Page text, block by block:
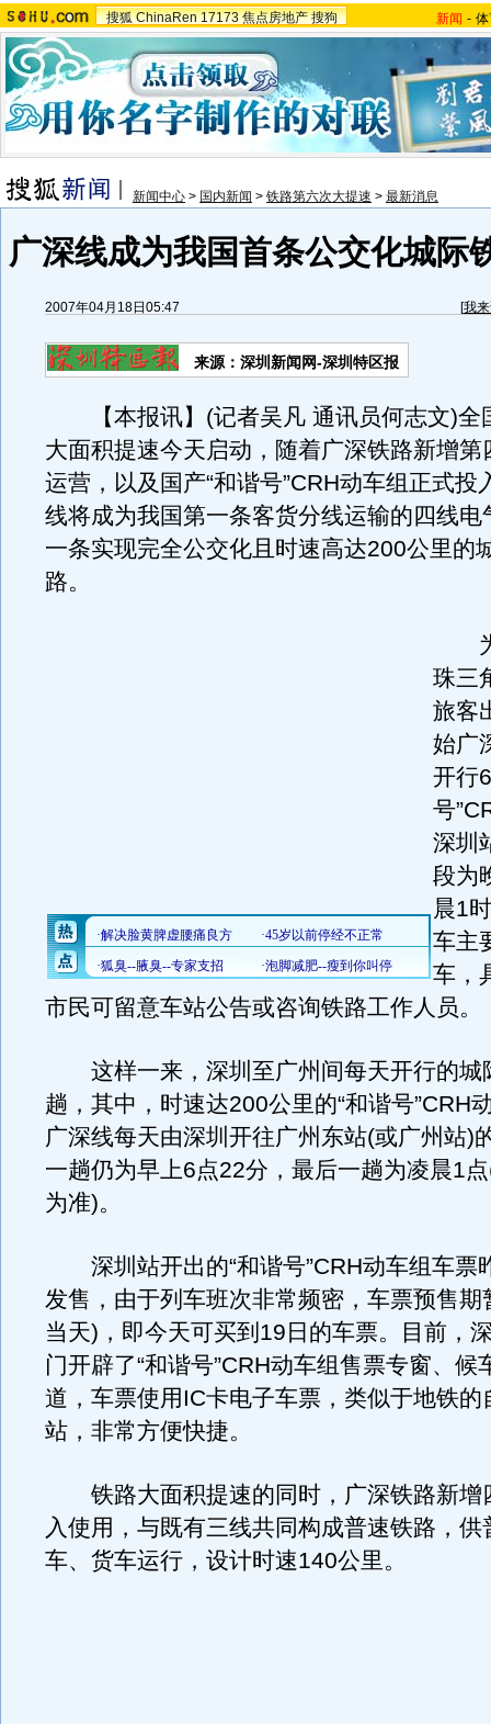
搜狐 ChinaRen 17173 焦点房地产 搜狗 新闻 -
新闻中心 > 国内新闻 > 铁路第六次大提速 > 最新消息
广深线成为我国首条公交化城际
2007年04月18日05:47 [我
来源：深圳新闻网-深圳特区报
【本报讯】(记者吴凡 通讯员何志文)全
大面积提速今天启动，随着广深铁路新增第
运营，以及国产“和谐号”CRH动车组正式投
线将成为我国第一条客货分线运输的四线电
一条实现完全公交化且时速高达200公里的
路。
为
珠三
旅客
始广
开行
号
深圳
段为
晨1
车主
车，
市民可留意车站公告或咨询铁路工作人员。
这样一来，深圳至广州间每天开行的城
趟，其中，时速达200公里的“和谐号”CRH
广深线每天由深圳开往广州东站(或广州站)
一趟仍为早上6点22分，最后一趟为凌晨1
为准)。
深圳站开出的“和谐号”CRH动车组车票
发售，由于列车班次非常频密，车票预售期
当天)，即今天可买到19日的车票。目前，
门开辟了“和谐号”CRH动车组售票专窗、候
道，车票使用IC卡电子车票，类似于地铁的
站，非常方便快捷。
铁路大面积提速的同时，广深铁路新增
入使用，与既有三线共同构成普速铁路，供
车、货车运行，设计时速140公里。